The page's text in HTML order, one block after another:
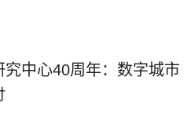
中心40周年：数字城市